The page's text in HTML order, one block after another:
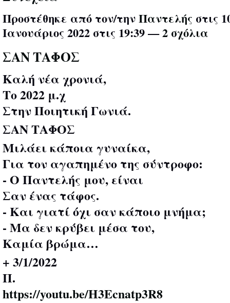
Προστέθηκε από τον/τηνΠαντελής στις
Ιανουάριος 2022 στις 19:39 —2 σχόλια
ΣΑΝ ΤΑΦΟΣ
Καλή νέα χρονιά,
Το 2022 μ.χ
Στην Ποιητική Γωνιά.
ΣΑΝ ΤΑΦΟΣ
Μιλάει κάποια γυναίκα,
Για τον αγαπημένο της σύντροφο:
- Ο Παντελής μου, είναι
Σαν ένας τάφος.
- Και γιατί όχι σαν κάποιο μνήμα;
- Μα δεν κρύβει μέσα του,
Καμία βρώμα…
+ 3/1/2022
Π.
https://youtu.be/H3Ecnatp3R8